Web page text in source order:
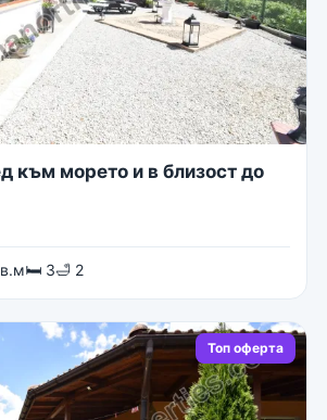
към морето и в близост до
🛏 3🛁 2
Топ оферта